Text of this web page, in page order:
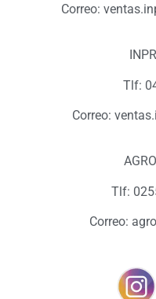
Correo:
Tlf:
Correo:
Tlf:
Correo: